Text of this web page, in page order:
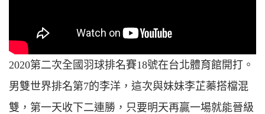
2020第二次全國羽球排名賽18號在台北體育館開打。
男雙世界排名第7的李洋，這次與妹妹李芷蓁搭檔混
雙，第一天收下二連勝，只要明天再贏一場就能晉級